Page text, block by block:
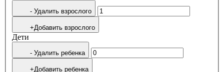
- Удалить взрослого
+Добавить взрослого
Дети
- Удалить ребенка
+Добавить ребенка